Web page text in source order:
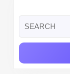
and
for: